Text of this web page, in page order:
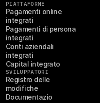
PIATTAFORME
Pagamenti online
integrati
Pagamenti di persona
integrati
Conti aziendali
integrati
Capital integrato
SVILUPPATORI
Registro delle
modifiche
Documentazio